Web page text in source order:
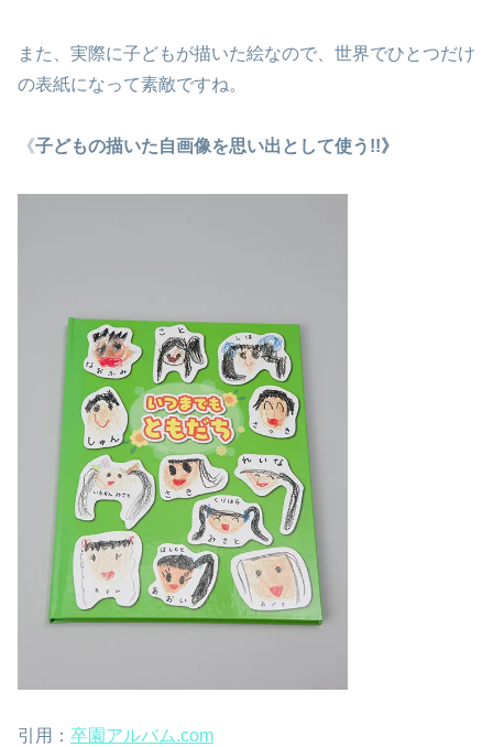
また、実際に子どもが描いた絵なので、世界でひとつだけ
の表紙になって素敵ですね。
《子どもの描いた自画像を思い出として使う!!》
引用： 卒園アルバム.com